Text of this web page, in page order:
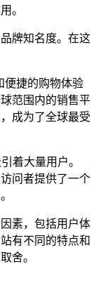
。
牌知名度。在这
便捷的购物体验
范围内的销售平
成为了全球最受
着大量用户。
问者提供了一个
素，包括用户体
有不同的特点和
舍。